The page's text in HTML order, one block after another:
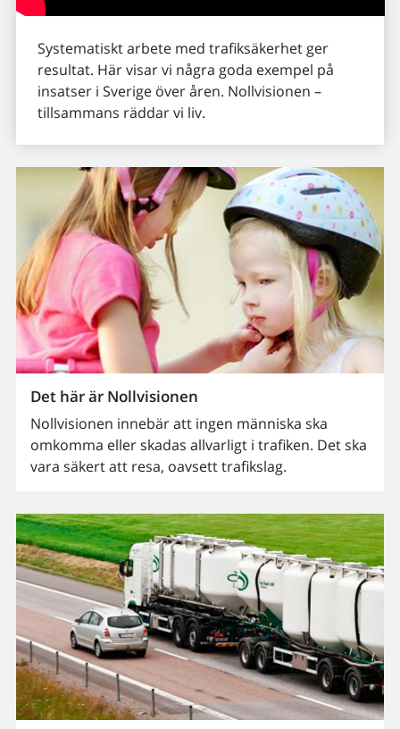
Systematiskt arbete med trafiksäkerhet ger
resultat. Här visar vi några goda exempel på
insatser i Sverige över åren. Nollvisionen –
tillsammans räddar vi liv.
Det här är Nollvisionen
Nollvisionen innebär att ingen människa ska
omkomma eller skadas allvarligt i trafiken. Det ska
vara säkert att resa, oavsett trafikslag.